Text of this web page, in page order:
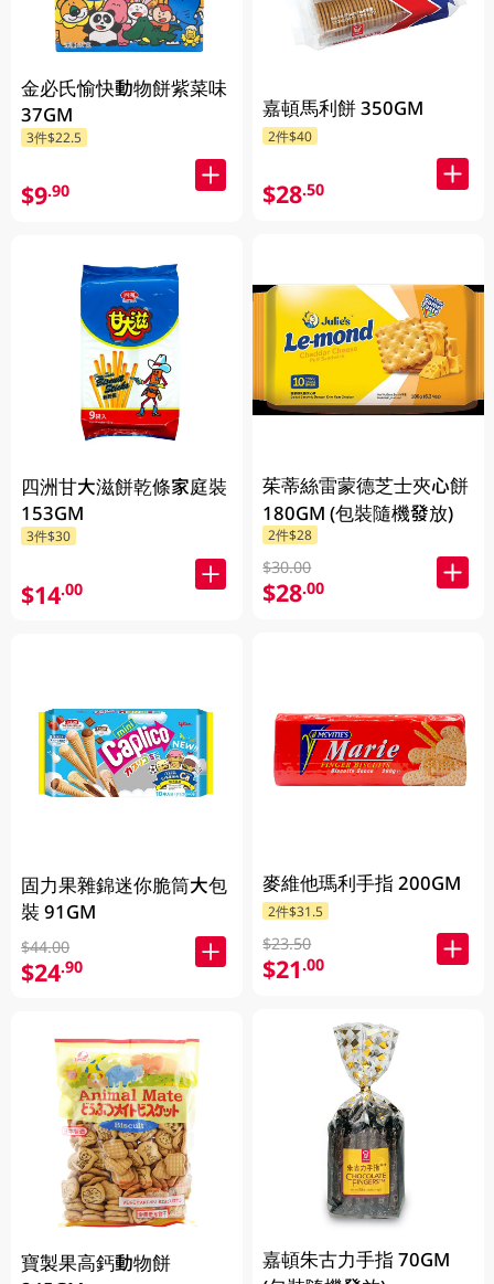
金必氏愉快動物餅紫菜味
37GM
3件$22.5
$9.90
四洲甘大滋餅乾條家庭裝
153GM
3件$30
$14.00
固力果雜錦迷你脆筒大包
裝 91GM
$44.00
$24.90
寶製果高鈣動物餅
嘉頓馬利餅 350GM
2件$40
$28.50
茱蒂絲雷蒙德芝士夾心餅
180GM (包裝隨機發放)
2件$28
$30.00
$28.00
麥維他瑪利手指 200GM
2件$31.5
$23.50
$21.00
嘉頓朱古力手指 70GM